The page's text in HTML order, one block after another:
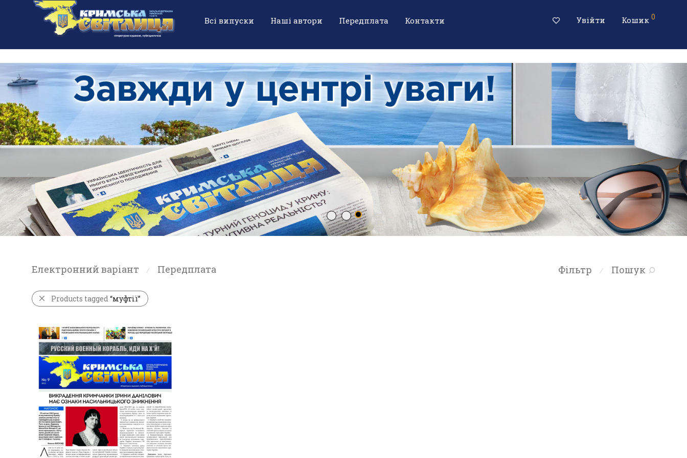
Всі випуски Наші автори Передплата Контакти Увійти Кошик 0
Фільтр ⁄ Пошук
Електронний варіант ⁄ Передплата
Products tagged“муфтії”